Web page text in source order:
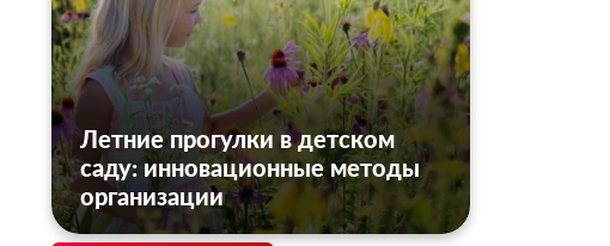
Летние прогулки в детском
саду: инновационные методы
организации